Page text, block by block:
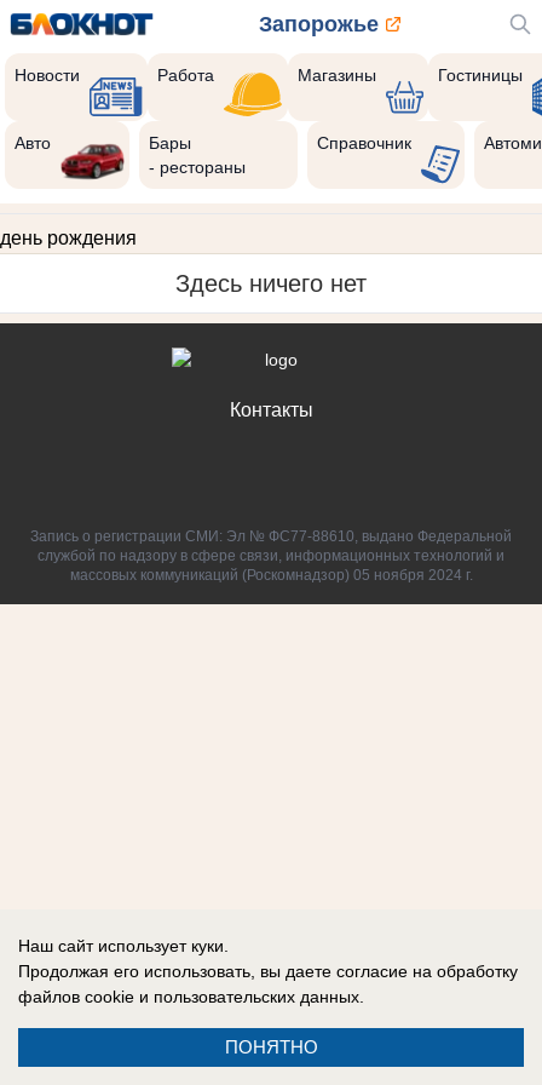
Запорожье
Новости Работа Магазины Гостиницы
Авто
Бары
- рестораны
Справочник
день рождения
Здесь ничего нет
Контакты
Запись о регистрации СМИ: Эл № ФС77-88610, выдано Федеральной
службой по надзору в сфере связи, информационных технологий и
массовых коммуникаций (Роскомнадзор) 05 ноября 2024 г.
Наш сайт использует куки.
Продолжая его использовать, вы даете согласие на обработку
файлов cookie и пользовательских данных.
ПОНЯТНО